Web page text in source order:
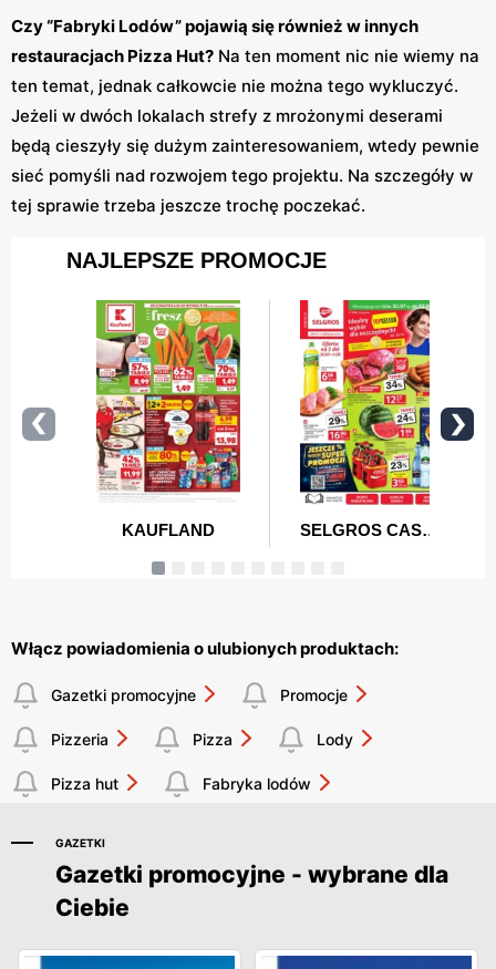
Czy “Fabryki Lodów” pojawią się również w innych
restauracjach Pizza Hut? Na ten moment nic nie wiemy na
ten temat, jednak całkowcie nie można tego wykluczyć.
Jeżeli w dwóch lokalach strefy z mrożonymi deserami
będą cieszyły się dużym zainteresowaniem, wtedy pewnie
sieć pomyśli nad rozwojem tego projektu. Na szczegóły w
tej sprawie trzeba jeszcze trochę poczekać.
Włącz powiadomienia o ulubionych produktach:
Gazetki promocyjne Promocje
Pizzeria Pizza Lody
Pizza hut Fabryka lodów
GAZETKI
Gazetki promocyjne - wybrane dla
Ciebie